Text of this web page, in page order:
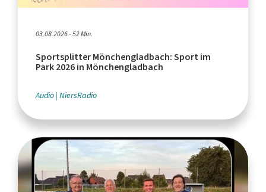
03.08.2026 - 52 Min.
Sportsplitter Mönchengladbach: Sport im
Park 2026 in Mönchengladbach
Audio NiersRadio